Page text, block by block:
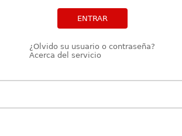
ENTRAR
¿Olvido su usuario o contraseña?
Acerca del servicio